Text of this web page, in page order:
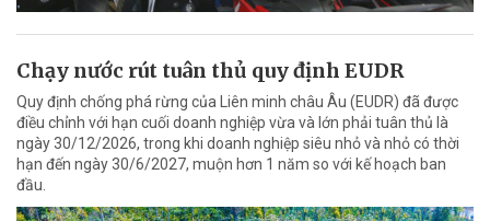
Chạy nước rút tuân thủ quy định EUDR
Quy định chống phá rừng của Liên minh châu Âu (EUDR) đã được
điều chỉnh với hạn cuối doanh nghiệp vừa và lớn phải tuân thủ là
ngày 30/12/2026, trong khi doanh nghiệp siêu nhỏ và nhỏ có thời
hạn đến ngày 30/6/2027, muộn hơn 1 năm so với kế hoạch ban
đầu.